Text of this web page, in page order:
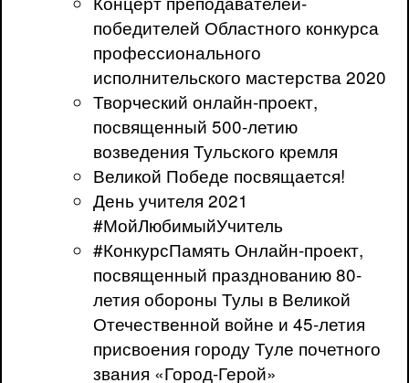
победителей Областного конкурса
профессионального
исполнительского мастерства 2020
Творческий онлайн-проект,
посвященный 500-летию
возведения Тульского кремля
Великой Победе посвящается!
День учителя 2021
#МойЛюбимыйУчитель
#КонкурсПамять Онлайн-проект,
посвященный празднованию 80-
летия обороны Тулы в Великой
Отечественной войне и 45-летия
присвоения городу Туле почетного
звания «Город-Герой»